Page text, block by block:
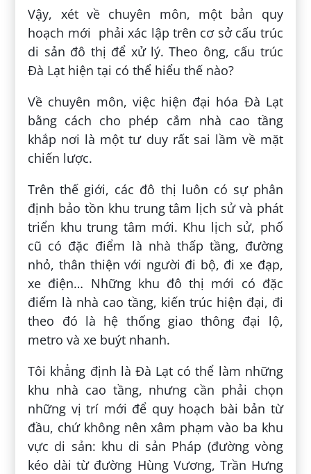
Vậy, xét về chuyên môn, một bản quy
hoạch mới phải xác lập trên cơ sở cấu trúc
di sản đô thị để xử lý. Theo ông, cấu trúc
Đà Lạt hiện tại có thể hiểu thế nào?
Về chuyên môn, việc hiện đại hóa Đà Lạt
bằng cách cho phép cắm nhà cao tầng
khắp nơi là một tư duy rất sai lầm về mặt
chiến lược.
Trên thế giới, các đô thị luôn có sự phân
định bảo tồn khu trung tâm lịch sử và phát
triển khu trung tâm mới. Khu lịch sử, phố
cũ có đặc điểm là nhà thấp tầng, đường
nhỏ, thân thiện với người đi bộ, đi xe đạp,
xe điện… Những khu đô thị mới có đặc
điểm là nhà cao tầng, kiến trúc hiện đại, đi
theo đó là hệ thống giao thông đại lộ,
metro và xe buýt nhanh.
Tôi khẳng định là Đà Lạt có thể làm những
khu nhà cao tầng, nhưng cần phải chọn
những vị trí mới để quy hoạch bài bản từ
đầu, chứ không nên xâm phạm vào ba khu
vực di sản: khu di sản Pháp (đường vòng
kéo dài từ đường Hùng Vương, Trần Hưng